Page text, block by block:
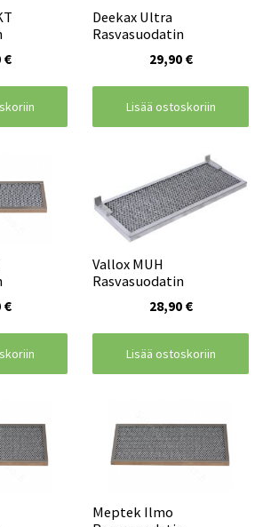
€
Deekax Ultra
Rasvasuodatin
29,90 €
Lisää ostoskoriin
€
Vallox MUH
Rasvasuodatin
28,90 €
Lisää ostoskoriin
Meptek Ilmo